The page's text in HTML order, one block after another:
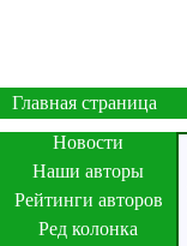
Главная страница
Новости
Наши авторы
Рейтинги авторов
Ред колонка